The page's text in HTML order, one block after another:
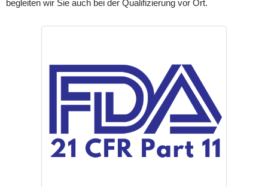
begleiten wir Sie auch bei der Qualifizierung vor Ort.